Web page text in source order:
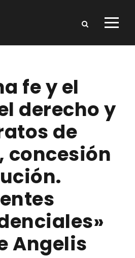
fe y el
derecho y
de
concesión
Angelis